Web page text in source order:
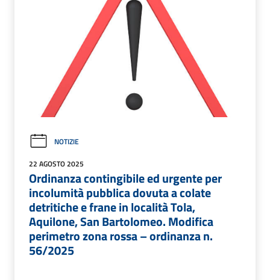
NOTIZIE
22 AGOSTO 2025
Ordinanza contingibile ed urgente per
incolumità pubblica dovuta a colate
detritiche e frane in località Tola,
Aquilone, San Bartolomeo. Modifica
perimetro zona rossa – ordinanza n.
56/2025